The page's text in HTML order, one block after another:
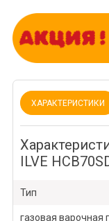
ХАРАКТЕРИСТИКИ
ILVE
Тип
газовая варочная